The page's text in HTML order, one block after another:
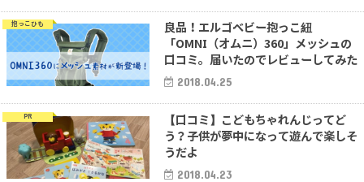
抱っこひも
良品！エルゴベビー抱っこ紐
「OMNI（オムニ）360」メッシュの
口コミ。届いたのでレビューしてみた
2018.04.25
PR
【口コミ】こどもちゃれんじってど
う？子供が夢中になって遊んで楽しそ
うだよ
2018.04.23